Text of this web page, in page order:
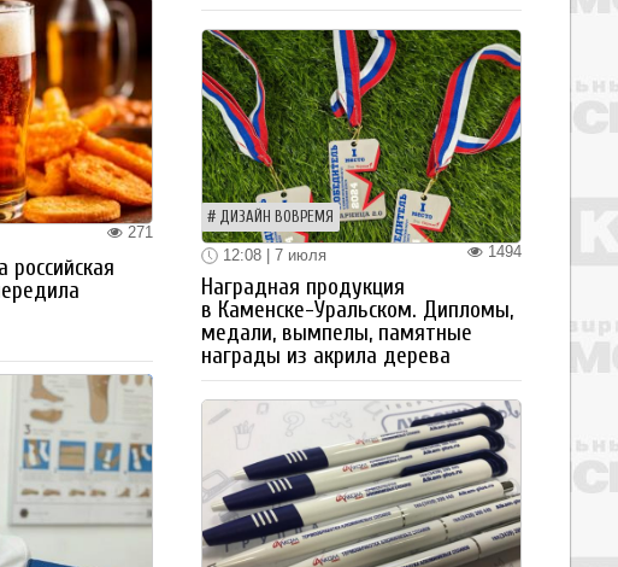
271
российская
ДИЗАЙН ВОВРЕМЯ
1494
12:08 | 7 июля
Наградная продукция
в Каменске-Уральском. Дипломы,
медали, вымпелы, памятные
награды из акрила дерева